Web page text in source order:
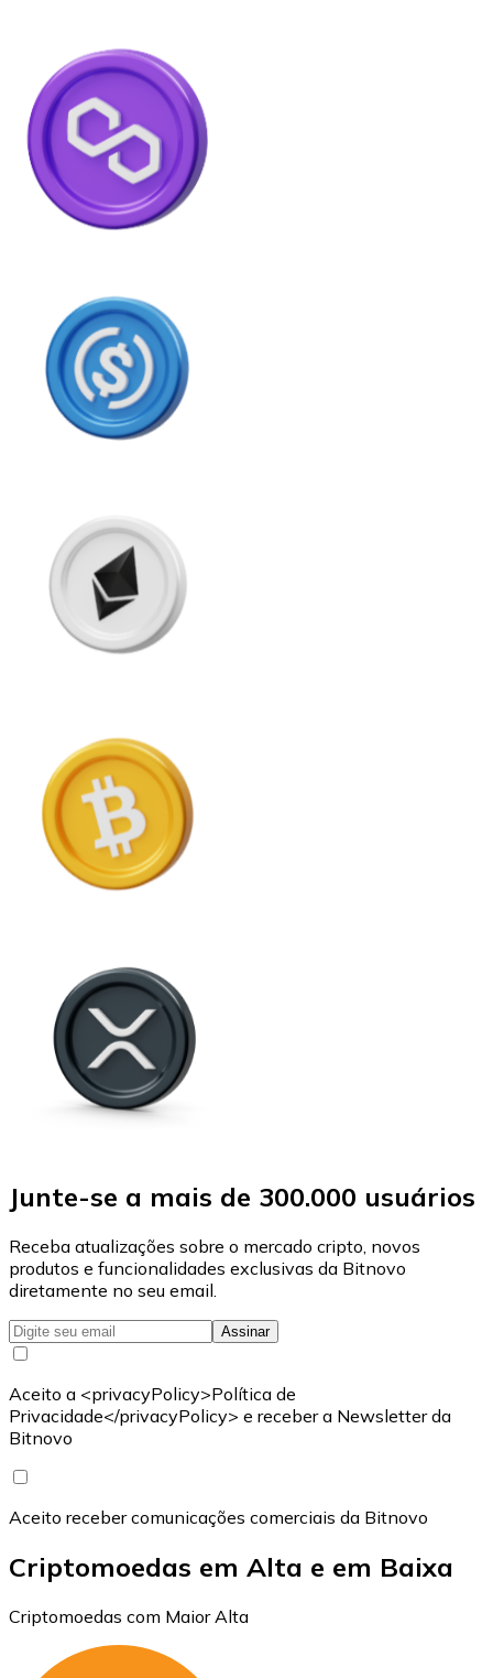
Junte-se a mais de 300.000 usuários
Receba atualizações sobre o mercado cripto, novos
produtos e funcionalidades exclusivas da Bitnovo
diretamente no seu email.
Assinar
Aceito a <privacyPolicy>Política de
Privacidade</privacyPolicy> e receber a Newsletter da
Bitnovo
Aceito receber comunicações comerciais da Bitnovo
Criptomoedas em Alta e em Baixa
Criptomoedas com Maior Alta